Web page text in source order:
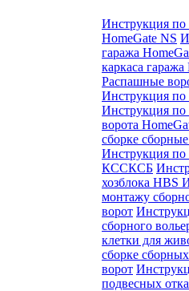
Инструкция по
HomeGate NS
гаража
каркаса
Распашные
Инструкция по
Инструкция по
ворота
сборке
Инструкция по
КССКСБ
хозблока HBS
монтажу
ворот
сборного
клетки для
сборке
ворот
подвесных